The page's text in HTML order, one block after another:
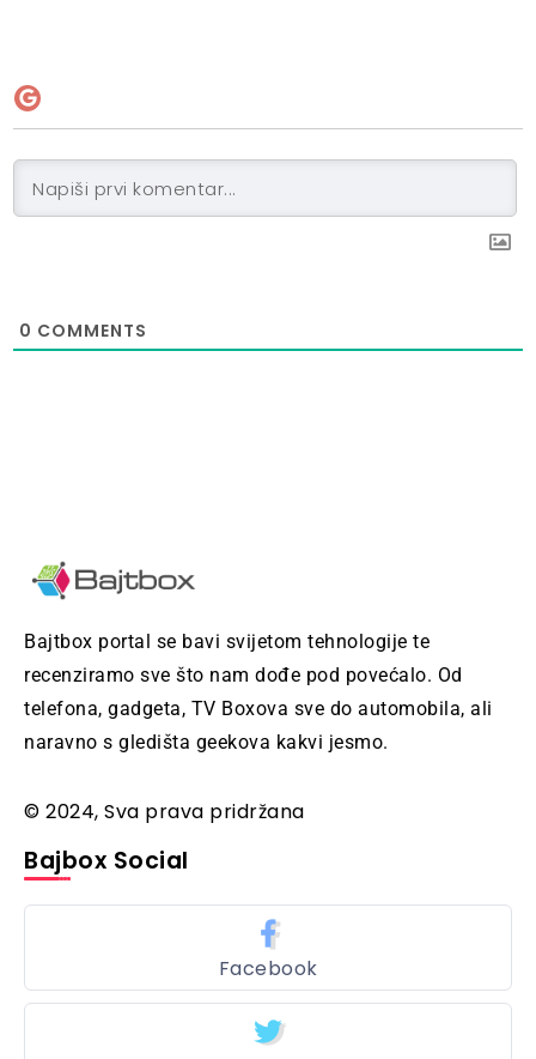
0 COMMENTS
Bajtbox portal se bavi svijetom tehnologije te
recenziramo sve što nam dođe pod povećalo. Od
telefona, gadgeta, TV Boxova sve do automobila, ali
naravno s gledišta geekova kakvi jesmo.
© 2024, Sva prava pridržana
Bajbox Social
Facebook